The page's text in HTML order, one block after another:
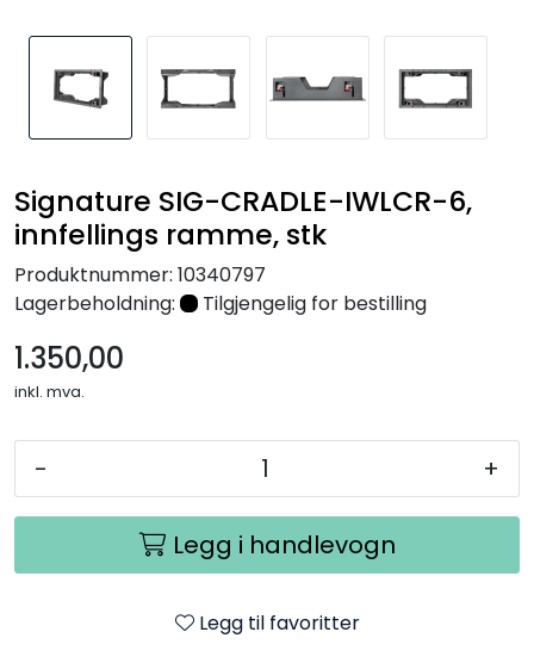
Signature SIG-CRADLE-IWLCR-6,
innfellings ramme, stk
Produktnummer: 10340797
Lagerbeholdning:
Tilgjengelig for bestilling
1.350,00
inkl. mva.
- +
Legg i handlevogn
Legg til favoritter
Kabler
Nettverk
Merker